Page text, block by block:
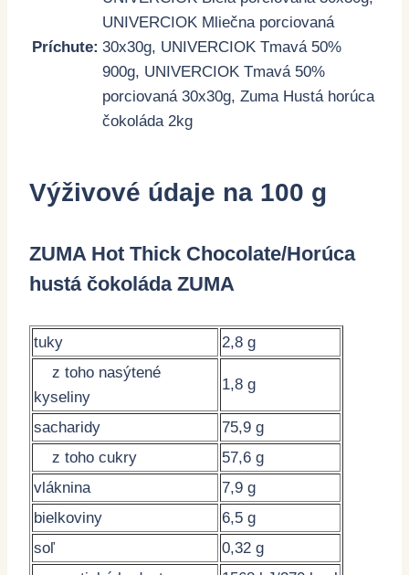
Príchute:
UNIVERCIOK Mliečna porciovaná
30x30g, UNIVERCIOK Tmavá 50%
900g, UNIVERCIOK Tmavá 50%
porciovaná 30x30g, Zuma Hustá horúca
čokoláda 2kg
Výživové údaje na 100 g
ZUMA Hot Thick Chocolate/Horúca
hustá čokoláda ZUMA
tuky
2,8 g
z toho nasýtené
kyseliny
1,8 g
sacharidy
75,9 g
z toho cukry
57,6 g
vláknina
7,9 g
bielkoviny
6,5 g
soľ
0,32 g